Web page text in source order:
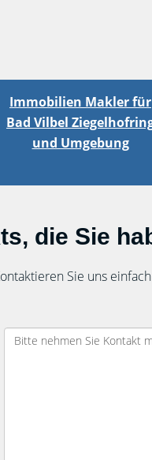
Immobilien Makler für
Bad Vilbel
und Umgebung
die Sie
Sie uns